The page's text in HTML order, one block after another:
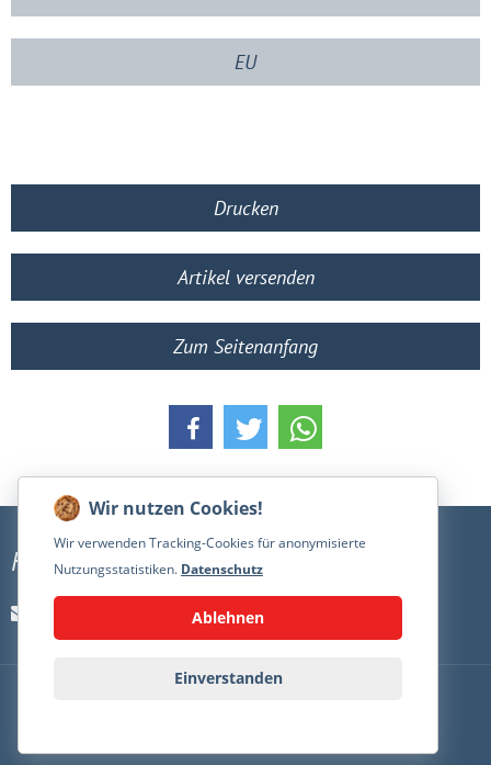
Wir verwenden Tracking-Cookies für anonymisierte
Nutzungsstatistiken. Datenschutz
Ablehnen
Einverstanden
EU
Drucken
Artikel versenden
Zum Seitenanfang
Kontakt
kontakt@nielsannen.de